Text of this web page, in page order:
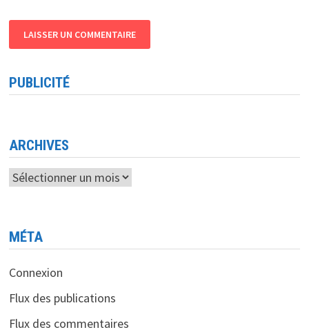
PUBLICITÉ
ARCHIVES
Archives
MÉTA
Connexion
Flux des publications
Flux des commentaires